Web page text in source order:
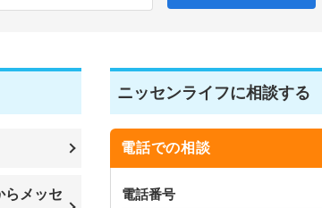
らメッセ
ニッセンライフに相談する
電話での相談
電話番号